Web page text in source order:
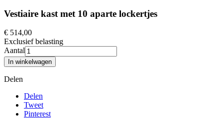
Vestiaire kast met 10 aparte lockertjes
€ 514,00
Exclusief belasting
Aantal
In winkelwagen
Delen
Delen
Tweet
Pinterest